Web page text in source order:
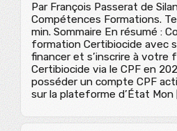
Par François Passerat de
Compétences Formations.
min. Sommaire En résumé :
formation Certibiocide avec
financer et s’inscrire à votre
Certibiocide via le CPF en
posséder un compte CPF
sur la plateforme d’État Mon